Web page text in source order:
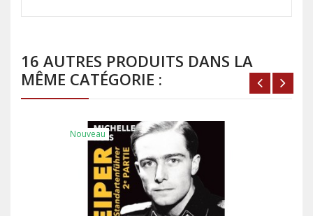
16 AUTRES PRODUITS DANS LA
MÊME CATÉGORIE :
Nouveau